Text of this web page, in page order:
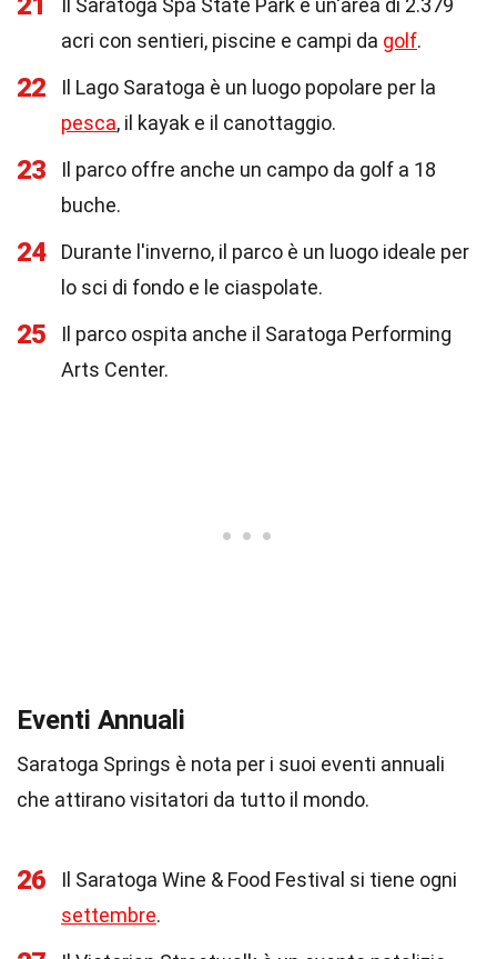
Il Saratoga Spa State Park è un'area di 2.379
acri con sentieri, piscine e campi da golf.
22
Il Lago Saratoga è un luogo popolare per la
pesca, il kayak e il canottaggio.
23
Il parco offre anche un campo da golf a 18
buche.
24
Durante l'inverno, il parco è un luogo ideale per
lo sci di fondo e le ciaspolate.
25
Il parco ospita anche il Saratoga Performing
Arts Center.
Eventi Annuali
Saratoga Springs è nota per i suoi eventi annuali
che attirano visitatori da tutto il mondo.
26
Il Saratoga Wine & Food Festival si tiene ogni
settembre.